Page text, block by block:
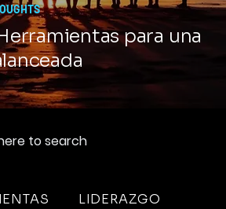
para una
LIDERAZGO